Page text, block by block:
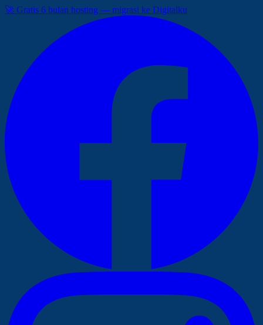
🚀 Gratis 6 bulan hosting — migrasi ke Digitalku